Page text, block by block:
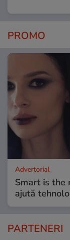
PROMO
Advertorial
Smart is the
ajută
PARTENERI